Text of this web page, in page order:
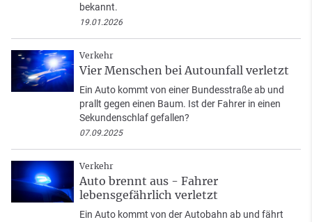
bekannt.
19.01.2026
Verkehr
Vier Menschen bei Autounfall verletzt
Ein Auto kommt von einer Bundesstraße ab und
prallt gegen einen Baum. Ist der Fahrer in einen
Sekundenschlaf gefallen?
07.09.2025
Verkehr
Auto brennt aus - Fahrer
lebensgefährlich verletzt
Ein Auto kommt von der Autobahn ab und fährt